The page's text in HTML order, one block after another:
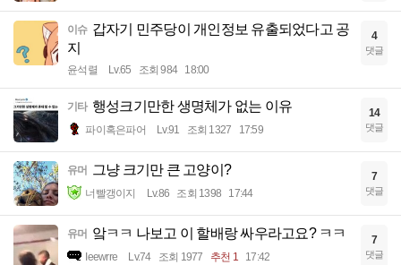
이슈 갑자기 민주당이 개인정보 유출되었다고 공
지
윤석렬 Lv.65 조회 984 18:00
4
댓글
기타 행성크기만한 생명체가 없는 이유
파이혹은파어 Lv.91 조회 1327 17:59
14
댓글
유머 그냥 크기만 큰 고양이?
너빨갱이지 Lv.86 조회 1398 17:44
7
댓글
유머 앜ㅋㅋ 나보고 이 할배랑 싸우라고요? ㅋㅋ
Ieewrre Lv.74 조회 1977 추천 1 17:42
7
댓글